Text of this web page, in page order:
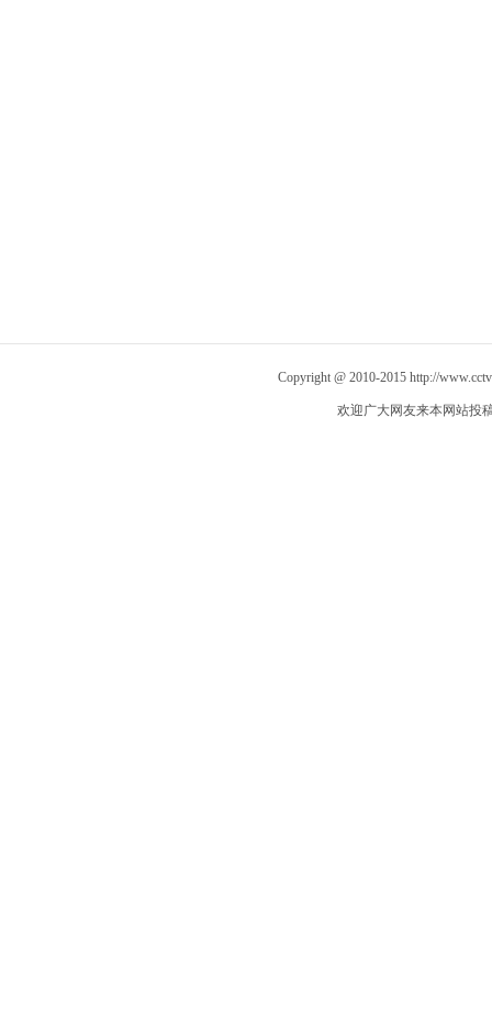
Copyright @ 2010-2015http://
欢迎广大网友来本网站投